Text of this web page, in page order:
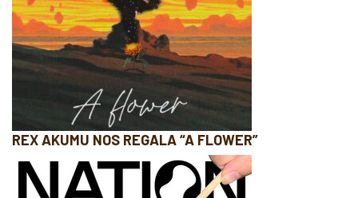
REX AKUMU NOS REGALA “A FLOWER”